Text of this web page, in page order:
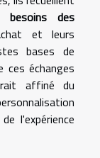
besoins des
et leurs
bases de
ces échanges
affiné du
l'expérience